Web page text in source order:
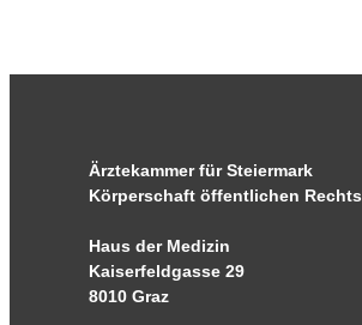
Ärztekammer für Steiermark
Körperschaft öffentlichen Rechts
Haus der Medizin
Kaiserfeldgasse 29
8010 Graz